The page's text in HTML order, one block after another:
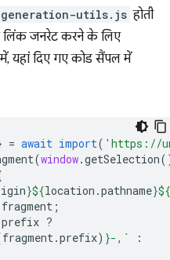
generation-utils.js होती
लिंक जनरेट करने के लिए
यहां दिए गए कोड सैंपल में
= await import( 'https://
(window.getSelection
}${location .pathname}${
fragment ;
prefix ?
fragment .prefix) }-,`
: